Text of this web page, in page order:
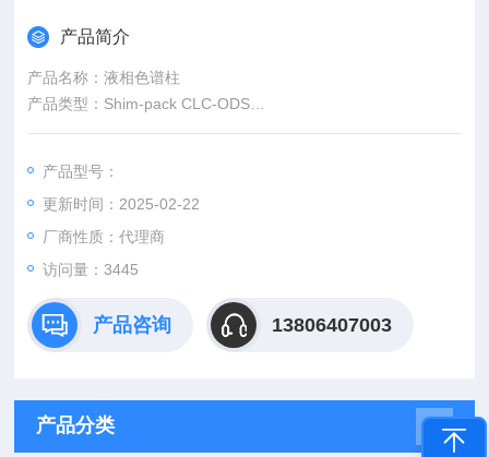
产品简介
产品名称：液相色谱柱
产品类型：Shim-pack CLC-ODS
规格型号：150mm 6.0mm 5um
供应厂商：济南赛畅科学仪器有限公司
产品型号：
更新时间：2025-02-22
厂商性质：代理商
访问量：3445
产品咨询 13806407003
产品分类